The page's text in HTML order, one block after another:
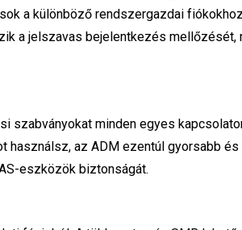
a különböző rendszergazdai
a jelszavas bejelentkezés mellőzését,
minden egyes
használsz, az ADM ezentúl gyorsabb
eszközök biztonságát.